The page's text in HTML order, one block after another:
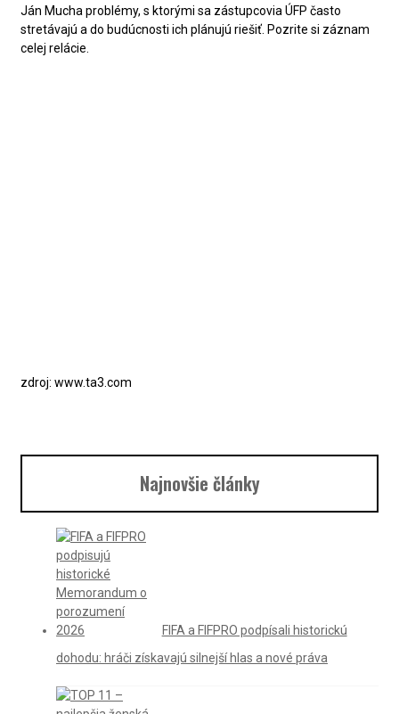
Ján Mucha problémy, s ktorými sa zástupcovia ÚFP často
stretávajú a do budúcnosti ich plánujú riešiť. Pozrite si záznam
celej relácie.
zdroj: www.ta3.com
Najnovšie články
FIFA a FIFPRO podpísali historickú
dohodu: hráči získavajú silnejší hlas a nové práva